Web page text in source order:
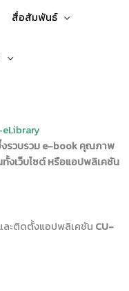
สื่อสัมพันธ์
งรวบรวม e-book คุณภาพ
งเว็บไซต์ หรือแอปพลิเคชัน
ละติดตั้งแอปพลิเคชัน CU-